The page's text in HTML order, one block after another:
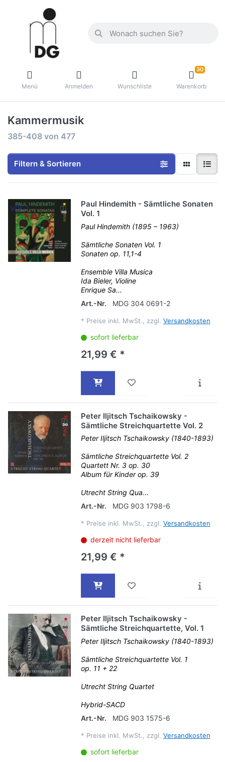
Menü Anmelden Wunschliste
30
Warenkorb
Kammermusik
385-408 von 477
Filtern & Sortieren
Paul Hindemith - Sämtliche Sonaten
Vol. 1
Paul Hindemith (1895 – 1963)
Sämtliche Sonaten Vol. 1
Sonaten op. 11,1-4
Ensemble Villa Musica
Ida Bieler, Violine
Enrique Sa...
Art.-Nr.
MDG 304 0691-2
* Preise inkl. MwSt., zzgl. Versandkosten
sofort lieferbar
21,99 € *
Peter Iljitsch Tschaikowsky -
Sämtliche Streichquartette Vol. 2
Peter Iljitsch Tschaikowsky (1840-1893)
Sämtliche Streichquartette Vol. 2
Quartett Nr. 3 op. 30
Album für Kinder op. 39
Utrecht String Qua...
Art.-Nr.
MDG 903 1798-6
* Preise inkl. MwSt., zzgl. Versandkosten
derzeit nicht lieferbar
21,99 € *
Peter Iljitsch Tschaikowsky -
Sämtliche Streichquartette, Vol. 1
Peter Iljitsch Tschaikowsky (1840-1893)
Sämtliche Streichquartette Vol. 1
op. 11 + 22
Utrecht String Quartet
Hybrid-SACD
Art.-Nr.
MDG 903 1575-6
* Preise inkl. MwSt., zzgl. Versandkosten
sofort lieferbar